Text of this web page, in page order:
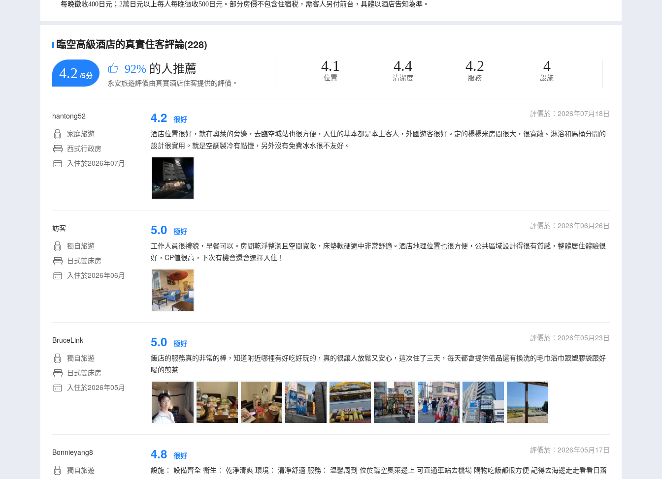
每晚徵收400日元；2萬日元以上每人每晚徵收500日元。部分房價不包含住宿税，需客人另付前台，具體以酒店告知為準。
臨空高級酒店的真實住客評論(228)
4.2 /5分 92% 的人推薦
永安旅遊評價由真實酒店住客提供的評價。
4.1
位置
4.4
清潔度
4.2
服務
4
設施
hantong52
家庭旅遊
西式行政房
入住於2026年07月
4.2 很好
評價於：2026年07月18日
酒店位置很好，就在奧萊的旁邊，去臨空城站也很方便，入住的基本都是本土客人，外國遊客很好。定的榻榻米房間很大，很寬敞。淋浴和馬桶分開的
設計很實用。就是空調製冷有點慢，另外沒有免費冰水很不友好。
訪客
獨自旅遊
日式雙床房
入住於2026年06月
5.0 極好
評價於：2026年06月26日
工作人員很禮貌，早餐可以。房間乾淨整潔且空間寬敞，床墊軟硬適中非常舒適。酒店地理位置也很方便，公共區域設計得很有質感，整體居住體驗很
好，CP值很高，下次有機會還會選擇入住！
BruceLink
獨自旅遊
日式雙床房
入住於2026年05月
5.0 極好
評價於：2026年05月23日
飯店的服務真的非常的棒，知道附近哪裡有好吃好玩的，真的很讓人放鬆又安心，這次住了三天，每天都會提供備品還有換洗的毛巾浴巾跟塑膠袋跟好
喝的煎茶
Bonnieyang8
獨自旅遊
4.8 很好
評價於：2026年05月17日
設施： 設備齊全 衞生： 乾淨清爽 環境： 清凈舒適 服務： 温馨周到 位於臨空奧萊邊上 可直通車站去機場 購物吃飯都很方便 記得去海邊走走看看日落